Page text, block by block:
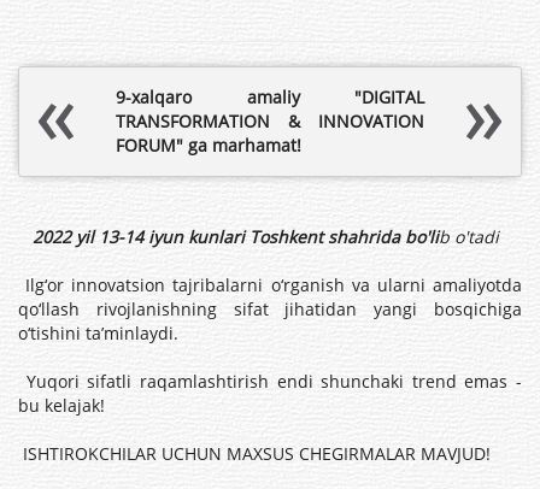
9-xalqaro amaliy "DIGITAL
TRANSFORMATION & INNOVATION
FORUM" ga marhamat!
2022 yil 13-14 iyun kunlari Toshkent shahrida bo'lib o'tadi
Ilg‘or innovatsion tajribalarni o‘rganish va ularni amaliyotda
qo‘llash rivojlanishning sifat jihatidan yangi bosqichiga
o‘tishini taʼminlaydi.
Yuqori sifatli raqamlashtirish endi shunchaki trend emas -
bu kelajak!
ISHTIROKCHILAR UCHUN MAXSUS CHEGIRMALAR MAVJUD!